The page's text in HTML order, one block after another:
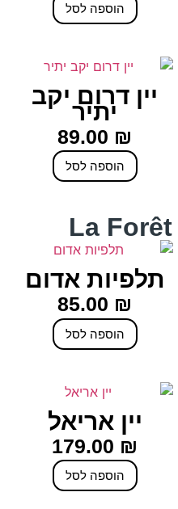
הוספה לסל
יין דרום יקב
יתיר
89.00 ₪
הוספה לסל
תלפיות אדום
85.00 ₪
הוספה לסל
יין אריאל
179.00 ₪
הוספה לסל